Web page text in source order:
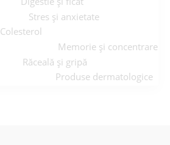
Stres și anxietate
Colesterol
Memorie și concentrare
Răceală și gripă
Produse dermatologice